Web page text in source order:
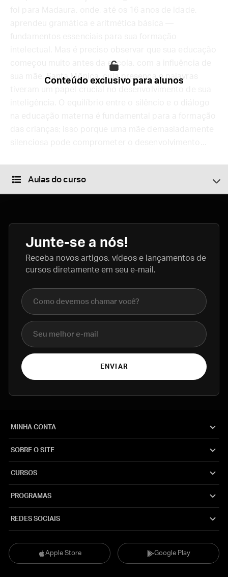
começou muito antes da escola, com a influência de
sua mãe, Santa Mônica, cuja presença e palavras
Conteúdo exclusivo para alunos
Aulas do curso
Junte-se a nós!
Receba novos artigos, vídeos e lançamentos de
cursos diretamente em seu e-mail.
Nome completo
E-mail
ENVIAR
Apple Store Google Play
MINHA CONTA
SOBRE O SITE
CURSOS
PROGRAMAS
REDES SOCIAIS